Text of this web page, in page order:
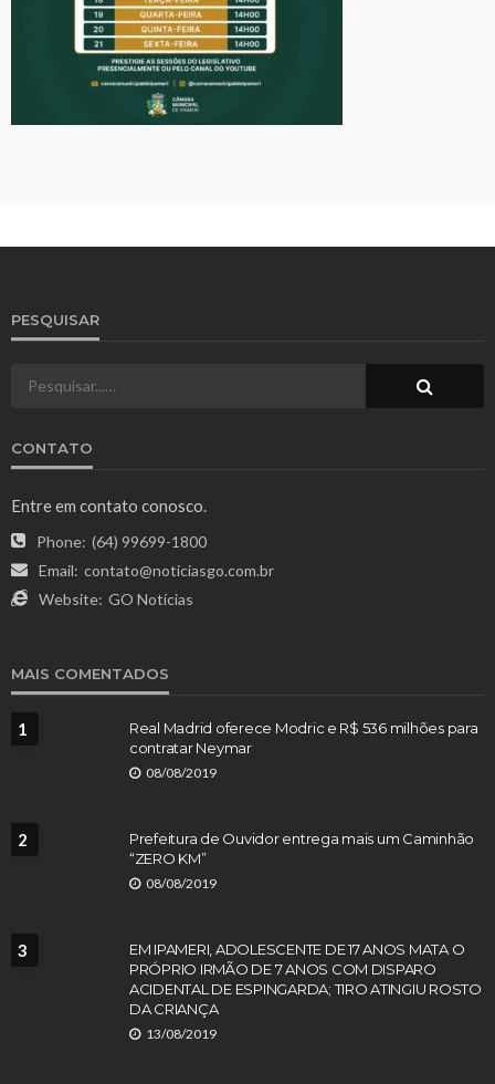
PESQUISAR
CONTATO
Entre em contato conosco.
Phone: (64) 99699-1800
Email: contato@noticiasgo.com.br
Website: GO Notícias
MAIS COMENTADOS
1
Real Madrid oferece Modric e R$ 536 milhões para
contratar Neymar
08/08/2019
2
Prefeitura de Ouvidor entrega mais um Caminhão
“ZERO KM”
08/08/2019
3
EM IPAMERI, ADOLESCENTE DE 17 ANOS MATA O
PRÓPRIO IRMÃO DE 7 ANOS COM DISPARO
ACIDENTAL DE ESPINGARDA; TIRO ATINGIU ROSTO
DA CRIANÇA
13/08/2019